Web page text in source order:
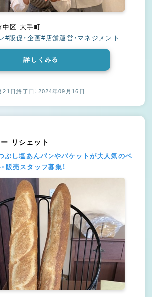
広島県 広島市中区 大手町
#販促・企画#店舗運営・マネジメント
詳しくみる
21日終了日：2024年09月16日
リシェット
つぶし塩あんパンやバケットが大人気のベ
販売スタッフ募集！